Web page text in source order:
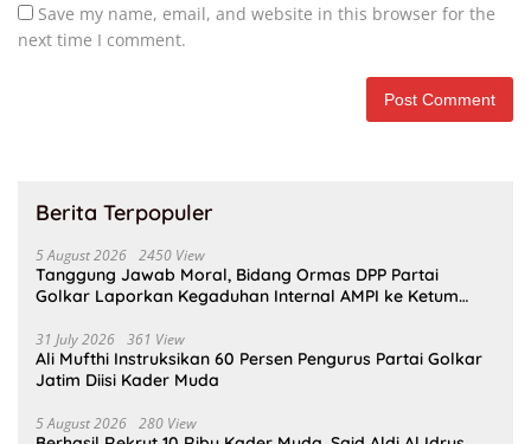
Save my name, email, and website in this browser for the
next time I comment.
Berita Terpopuler
5 August 2026 2450 View
Tanggung Jawab Moral, Bidang Ormas DPP Partai
Golkar Laporkan Kegaduhan Internal AMPI ke Ketum
31 July 2026 361 View
Ali Mufthi Instruksikan 60 Persen Pengurus Partai Golkar
Jatim Diisi Kader Muda
5 August 2026 280 View